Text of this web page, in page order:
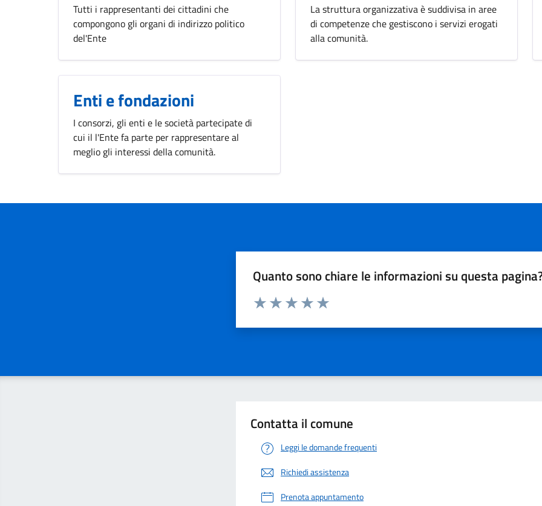
Tutti i rappresentanti dei cittadini che
compongono gli organi di indirizzo politico
del'Ente
La struttura organizzativa è suddivisa in aree
di competenze che gestiscono i servizi erogati
alla comunità.
Enti e fondazioni
I consorzi, gli enti e le società partecipate di
cui il l'Ente fa parte per rappresentare al
meglio gli interessi della comunità.
Quanto sono chiare le informazioni su questa
Valuta da 1 a 5 stelle la pagina
Contatta il comune
Leggi le domande frequenti
Richiedi assistenza
Prenota appuntamento